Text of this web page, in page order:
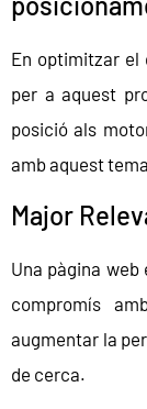
En optimitzar el
per a aquest
posició als
amb aquest
Major
Una pàgina
compromís
augmentar la
de cerca.